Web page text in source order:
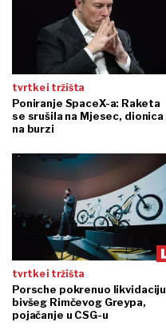
tvrtke i tržišta
Poniranje SpaceX-a: Raketa
se srušila na Mjesec, dionica
na burzi
tvrtke i tržišta
Porsche pokrenuo likvidaciju
bivšeg Rimčevog Greypa,
pojačanje u CSG-u